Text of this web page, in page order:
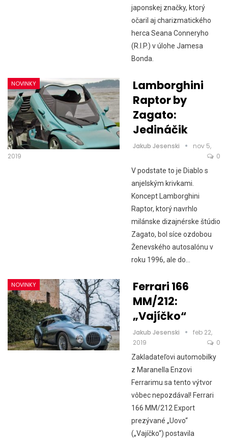
japonskej značky, ktorý
očaril aj charizmatického
herca Seana Conneryho
(R.I.P.) v úlohe Jamesa
Bonda.
NOVINKY
Lamborghini
Raptor by
Zagato:
Jedináčik
Jakub Jesenski
nov 5,
2019
0
V podstate to je Diablo s
anjelským krivkami.
Koncept Lamborghini
Raptor, ktorý navrhlo
milánske dizajnérske štúdio
Zagato, bol síce ozdobou
Ženevského autosalónu v
roku 1996, ale do…
NOVINKY
Ferrari 166
MM/212:
„Vajíčko“
Jakub Jesenski
feb 22,
2019
0
Zakladateľovi automobilky
z Maranella Enzovi
Ferrarimu sa tento výtvor
vôbec nepozdával! Ferrari
166 MM/212 Export
prezývané „Uovo“
(„Vajíčko“) postavila